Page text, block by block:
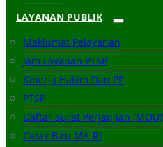
LAYANAN PUBLIK
Maklumat Pelayanan
Jam Layanan PTSP
Kinerja Hakim Dan PP
PTSP
Daftar Surat Perjanjian (MOU)
Catak Biru MA-RI